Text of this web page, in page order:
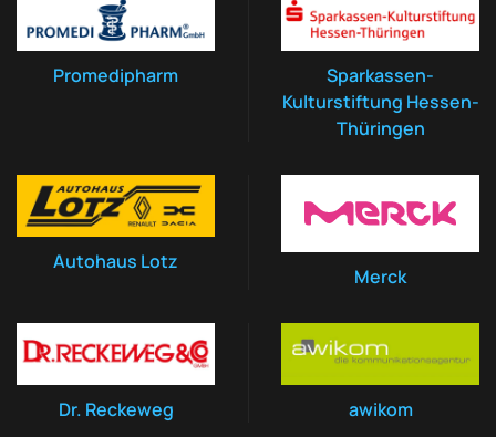
Promedipharm
Sparkassen-
Kulturstiftung Hessen-
Thüringen
Autohaus Lotz
Merck
Dr. Reckeweg awikom